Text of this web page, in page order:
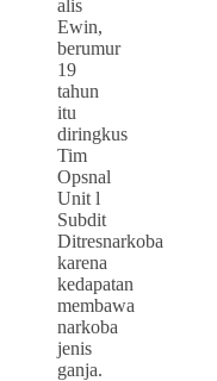
alis
Ewin,
berumur
19
tahun
itu
diringkus
Tim
Opsnal
Unit l
Subdit
Ditresnarkoba
karena
kedapatan
membawa
narkoba
jenis
ganja.